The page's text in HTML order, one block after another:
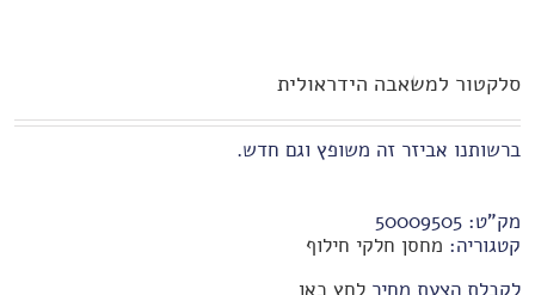
סלקטור למשאבה הידראולית
ברשותנו אביזר זה משופץ וגם חדש.
מק"ט: 50009505
קטגוריה: מחסן חלקי חילוף